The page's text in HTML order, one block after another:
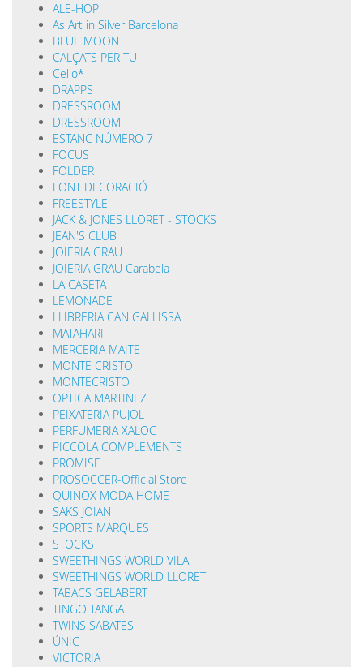
ALE-HOP
As Art in Silver Barcelona
BLUE MOON
CALÇATS PER TU
Celio*
DRAPPS
DRESSROOM
DRESSROOM
ESTANC NÚMERO 7
FOCUS
FOLDER
FONT DECORACIÓ
FREESTYLE
JACK & JONES LLORET - STOCKS
JEAN'S CLUB
JOIERIA GRAU
JOIERIA GRAU Carabela
LA CASETA
LEMONADE
LLIBRERIA CAN GALLISSA
MATAHARI
MERCERIA MAITE
MONTE CRISTO
MONTECRISTO
OPTICA MARTINEZ
PEIXATERIA PUJOL
PERFUMERIA XALOC
PICCOLA COMPLEMENTS
PROMISE
PROSOCCER-Official Store
QUINOX MODA HOME
SAKS JOIAN
SPORTS MARQUES
STOCKS
SWEETHINGS WORLD VILA
SWEETHINGS WORLD LLORET
TABACS GELABERT
TINGO TANGA
TWINS SABATES
ÚNIC
VICTORIA